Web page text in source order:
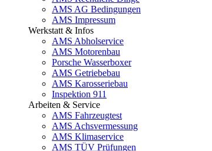
AMS AG Bedingungen
AMS Impressum
Werkstatt & Infos
AMS Abholservice
AMS Motorenbau
Porsche Wasserboxer
AMS Getriebebau
AMS Karosseriebau
Inspektion 911
Arbeiten & Service
AMS Fahrzeugtest
AMS Achsvermessung
AMS Klimaservice
AMS TÜV Prüfungen